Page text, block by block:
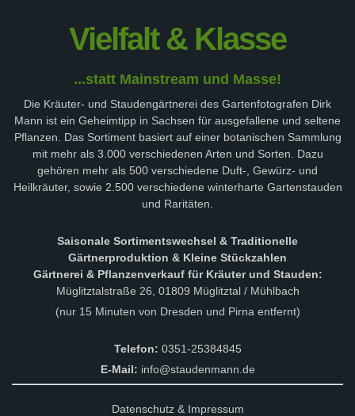
Vielfalt & Klasse
...statt Mainstream und Masse!
Die Kräuter- und Staudengärtnerei des Gartenfotografen Dirk
Mann ist ein Geheimtipp in Sachsen für ausgefallene und seltene
Pflanzen. Das Sortiment basiert auf einer botanischen Sammlung
mit mehr als 3.000 verschiedenen Arten und Sorten. Dazu
gehören mehr als 500 verschiedene Duft-, Gewürz- und
Heilkräuter, sowie 2.500 verschiedene winterharte Gartenstauden
und Raritäten.
Saisonale Sortimentswechsel & Traditionelle
Gärtnerproduktion & Kleine Stückzahlen
Gärtnerei & Pflanzenverkauf für Kräuter und Stauden:
Müglitztalstraße 26, 01809 Müglitztal / Mühlbach
(nur 15 Minuten von Dresden und Pirna entfernt)
Telefon: 0351-25384845
E-Mail: info@staudenmann.de
Datenschutz & Impressum